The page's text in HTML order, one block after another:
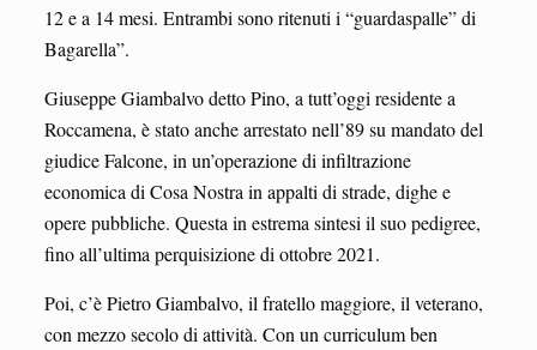
12 e a 14 mesi. Entrambi sono ritenuti i “guardaspalle” di
Bagarella”.
Giuseppe Giambalvo detto Pino, a tutt’oggi residente a
Roccamena, è stato anche arrestato nell’89 su mandato del
giudice Falcone, in un’operazione di infiltrazione
economica di Cosa Nostra in appalti di strade, dighe e
opere pubbliche. Questa in estrema sintesi il suo pedigree,
fino all’ultima perquisizione di ottobre 2021.
Poi, c’è Pietro Giambalvo, il fratello maggiore, il veterano,
con mezzo secolo di attività. Con un curriculum ben